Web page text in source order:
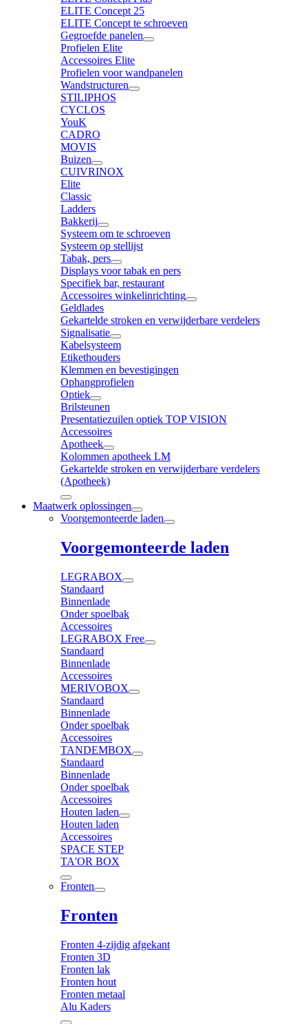
ELITE Concept 25
ELITE Concept te schroeven
Gegroefde panelen
Profielen Elite
Accessoires Elite
Profielen voor wandpanelen
Wandstructuren
STILIPHOS
CYCLOS
YouK
CADRO
MOVIS
Buizen
CUIVRINOX
Elite
Classic
Ladders
Bakkerij
Systeem om te schroeven
Systeem op stellijst
Tabak, pers
Displays voor tabak en pers
Specifiek bar, restaurant
Accessoires winkelinrichting
Geldlades
Gekartelde stroken en verwijderbare verdelers
Signalisatie
Kabelsysteem
Etikethouders
Klemmen en bevestigingen
Ophangprofielen
Optiek
Brilsteunen
Presentatiezuilen optiek TOP VISION
Accessoires
Apotheek
Kolommen apotheek LM
Gekartelde stroken en verwijderbare verdelers
(Apotheek)
Maatwerk oplossingen
Voorgemonteerde laden
Voorgemonteerde laden
LEGRABOX
Standaard
Binnenlade
Onder spoelbak
Accessoires
LEGRABOX Free
Standaard
Binnenlade
Accessoires
MERIVOBOX
Standaard
Binnenlade
Onder spoelbak
Accessoires
TANDEMBOX
Standaard
Binnenlade
Onder spoelbak
Accessoires
Houten laden
Houten laden
Accessoires
SPACE STEP
TA'OR BOX
Fronten
Fronten
Fronten 4-zijdig afgekant
Fronten 3D
Fronten lak
Fronten hout
Fronten metaal
Alu Kaders